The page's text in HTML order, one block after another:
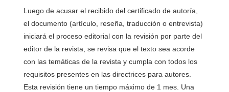
Luego de acusar el recibido del certificado de autoría,
el documento (artículo, reseña, traducción o entrevista)
iniciará el proceso editorial con la revisión por parte del
editor de la revista, se revisa que el texto sea acorde
con las temáticas de la revista y cumpla con todos los
requisitos presentes en las directrices para autores.
Esta revisión tiene un tiempo máximo de 1 mes. Una